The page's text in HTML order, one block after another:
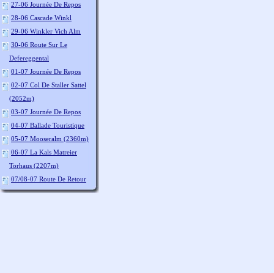
27-06 Journée De Repos
28-06 Cascade Winkl
29-06 Winkler Vich Alm
30-06 Route Sur Le
Defereggental
01-07 Journée De Repos
02-07 Col De Staller Sattel
(2052m)
03-07 Journée De Repos
04-07 Ballade Touristique
05-07 Mooseralm (2360m)
06-07 La Kals Matreier
Torhaus (2207m)
07/08-07 Route De Retour